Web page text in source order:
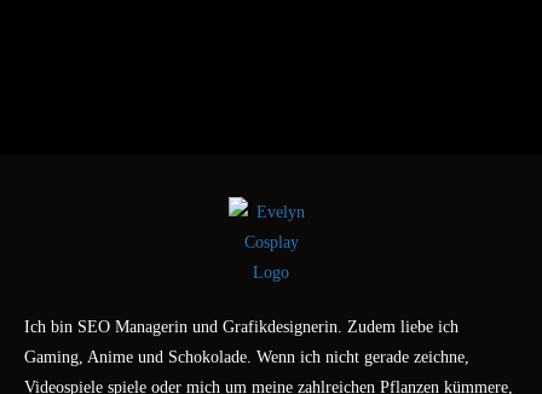
Ich bin SEO Managerin und Grafikdesignerin. Zudem liebe ich
Gaming, Anime und Schokolade. Wenn ich nicht gerade zeichne,
Videospiele spiele oder mich um meine zahlreichen Pflanzen kümmere,